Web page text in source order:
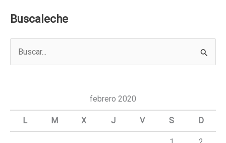
Buscaleche
a
febrero 2020
L M X J V S D